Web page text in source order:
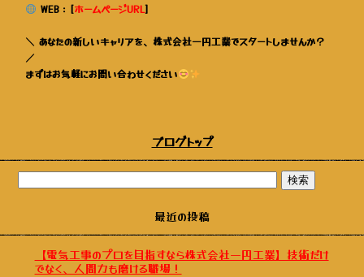
WEB：[ホームページURL]
＼あなたの新しいキャリアを、株式会社一円工業でスタートしませんか？
／
まずはお気軽にお問い合わせください
ブログトップ
最近の投稿
【電気工事のプロを目指すなら株式会社一円工業】技術だけ
でなく、人間力も磨ける職場！